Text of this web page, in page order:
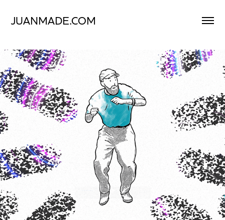
JUANMADE.COM
Reel Motion Graphics Master 2025
2025